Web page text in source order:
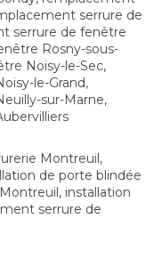
serrure de
serrure de fenêtre
Rosny-sous-
Noisy-le-Sec,
le-Grand,
sur-Marne,
Montreuil,
de porte blindée
, installation
serrure de